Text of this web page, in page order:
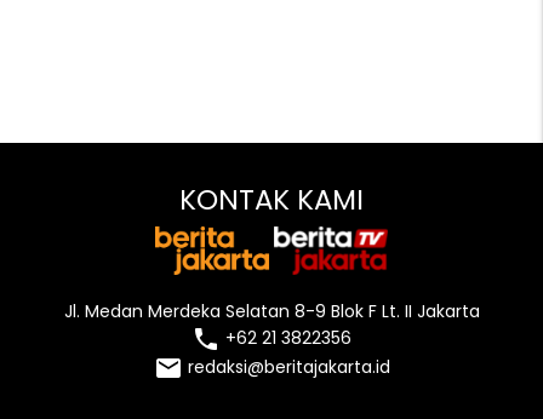
KONTAK KAMI
Jl. Medan Merdeka Selatan 8-9 Blok F Lt. II Jakarta
local_phone +62 21 3822356
email redaksi@beritajakarta.id